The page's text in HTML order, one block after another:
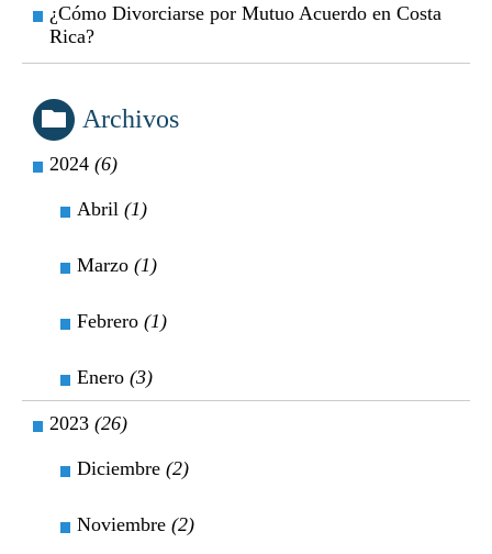
¿Cómo Divorciarse por Mutuo Acuerdo en Costa
Rica?
Archivos
2024 (6)
Abril (1)
Marzo (1)
Febrero (1)
Enero (3)
2023 (26)
Diciembre (2)
Noviembre (2)